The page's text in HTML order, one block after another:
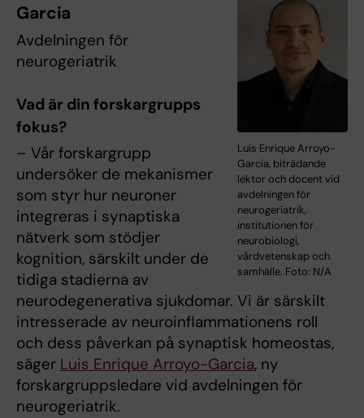
Luis Enrique Arroyo-
Garcia, biträdande
lektor och docent vid
avdelningen för
neurogeriatrik,
institutionen för
neurobiologi,
vårdvetenskap och
samhälle. Foto: N/A
Garcia
Avdelningen för
neurogeriatrik
Vad är din forskargrupps
fokus?
– Vår forskargrupp
undersöker de mekanismer
som styr hur neuroner
integreras i synaptiska
nätverk som stödjer
kognition, särskilt under de
tidiga stadierna av
neurodegenerativa sjukdomar. Vi är särskilt
intresserade av neuroinflammationens roll
och dess påverkan på synaptisk homeostas,
säger Luis Enrique Arroyo-Garcia, ny
forskargruppsledare vid avdelningen för
neurogeriatrik.